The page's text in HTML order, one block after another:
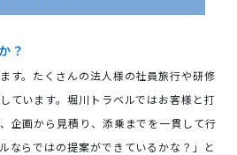
？
す。たくさんの法人様の社員旅行や研修
ています。堀川トラベルではお客様と打
企画から見積り、添乗までを一貫して行
ならではの提案ができているかな？」と